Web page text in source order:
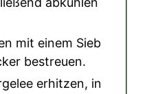
mit einem Sieb
bestreuen.
erhitzen, in